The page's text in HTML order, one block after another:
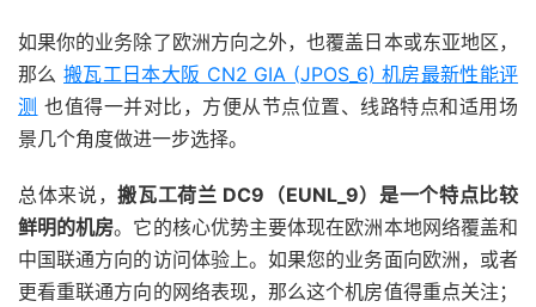
如果你的业务除了欧洲方向之外，也覆盖日本或东亚地区，
那么搬瓦工日本大阪 CN2 GIA (JPOS_6) 机房最新性能评
测 也值得一并对比，方便从节点位置、线路特点和适用场
景几个角度做进一步选择。
总体来说，搬瓦工荷兰 DC9（EUNL_9）是一个特点比较
鲜明的机房。它的核心优势主要体现在欧洲本地网络覆盖和
中国联通方向的访问体验上。如果您的业务面向欧洲，或者
更看重联通方向的网络表现，那么这个机房值得重点关注；